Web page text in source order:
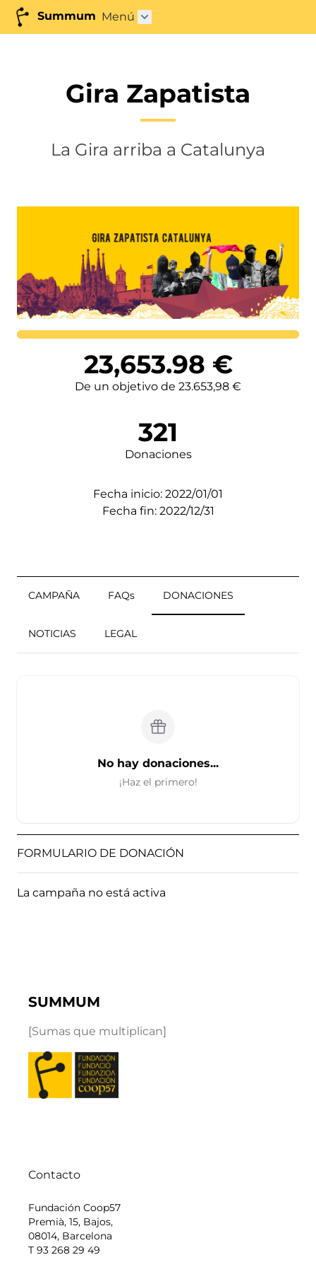
Summum Menú Abrir submenú"
Gira Zapatista
La Gira arriba a Catalunya
Lortutakoa
23,653.98 €
De un objetivo de 23.653,98 €
321
Donaciones
Fecha inicio: 2022/01/01
Fecha fin: 2022/12/31
CAMPAÑA FAQs DONACIONES
NOTICIAS LEGAL
No hay donaciones...
¡Haz el primero!
FORMULARIO DE DONACIÓN
La campaña no está activa
SUMMUM
[Sumas que multiplican]
Contacto
Fundación Coop57
Premià, 15, Bajos,
08014, Barcelona
T 93 268 29 49